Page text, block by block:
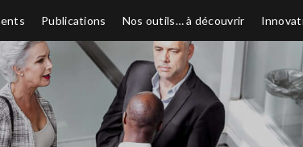
Publications Nos outils… à découvrir